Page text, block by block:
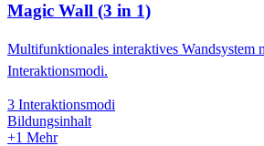
Magic Wall (3 in 1)
Multifunktionales interaktives Wandsystem
Interaktionsmodi.
3 Interaktionsmodi
Bildungsinhalt
+1 Mehr